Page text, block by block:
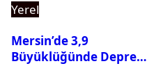
Yerel
Mersin’de 3,9
Büyüklüğünde Deprem